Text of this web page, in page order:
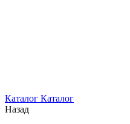
Каталог Каталог
Назад